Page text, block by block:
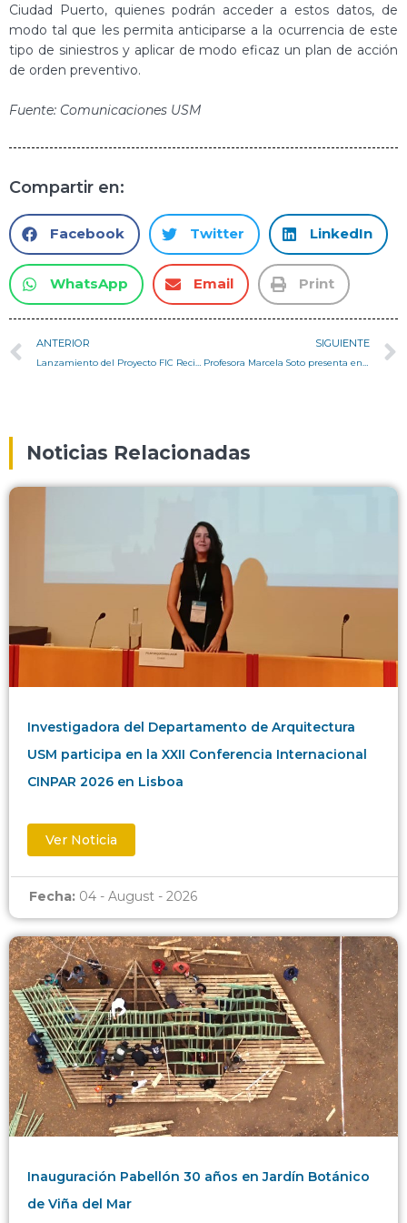
Ciudad Puerto, quienes podrán acceder a estos datos, de
modo tal que les permita anticiparse a la ocurrencia de este
tipo de siniestros y aplicar de modo eficaz un plan de acción
de orden preventivo.
Fuente: Comunicaciones USM
Compartir en:
Facebook Twitter LinkedIn
WhatsApp Email Print
ANTERIOR SIGUIENTE
Noticias Relacionadas
Investigadora del Departamento de Arquitectura
USM participa en la XXII Conferencia Internacional
CINPAR 2026 en Lisboa
Ver Noticia
Fecha: 04 - August - 2026
Inauguración Pabellón 30 años en Jardín Botánico
de Viña del Mar